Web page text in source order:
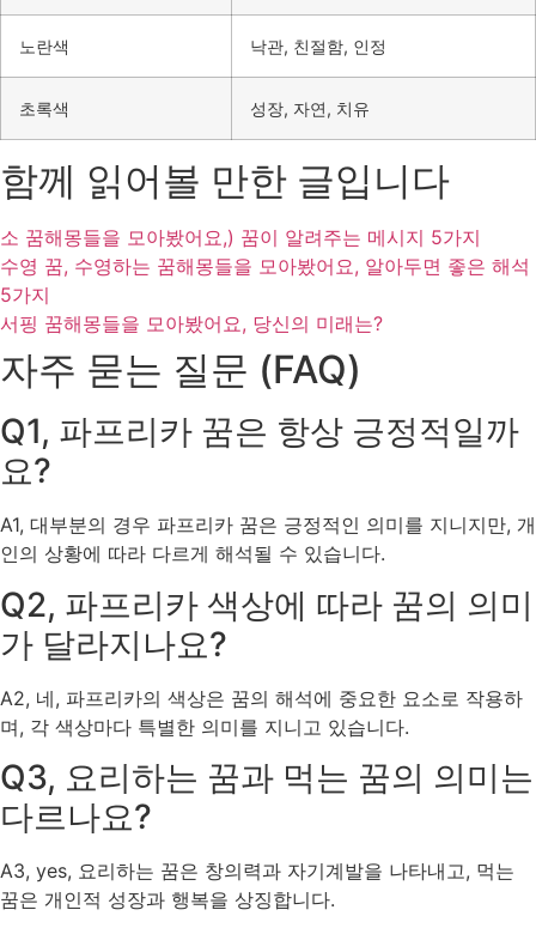
노란색 낙관, 친절함, 인정
초록색 성장, 자연, 치유
함께 읽어볼 만한 글입니다
소 꿈해몽들을 모아봤어요,) 꿈이 알려주는 메시지 5가지
수영 꿈, 수영하는 꿈해몽들을 모아봤어요, 알아두면 좋은 해석
5가지
서핑 꿈해몽들을 모아봤어요, 당신의 미래는?
자주 묻는 질문 (FAQ)
Q1, 파프리카 꿈은 항상 긍정적일까
요?
A1, 대부분의 경우 파프리카 꿈은 긍정적인 의미를 지니지만, 개
인의 상황에 따라 다르게 해석될 수 있습니다.
Q2, 파프리카 색상에 따라 꿈의 의미
가 달라지나요?
A2, 네, 파프리카의 색상은 꿈의 해석에 중요한 요소로 작용하
며, 각 색상마다 특별한 의미를 지니고 있습니다.
Q3, 요리하는 꿈과 먹는 꿈의 의미는
다르나요?
A3, yes, 요리하는 꿈은 창의력과 자기계발을 나타내고, 먹는
꿈은 개인적 성장과 행복을 상징합니다.